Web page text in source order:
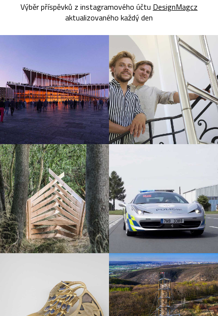
Výběr příspěvků z instagramového účtu DesignMagcz
aktualizovaného každý den